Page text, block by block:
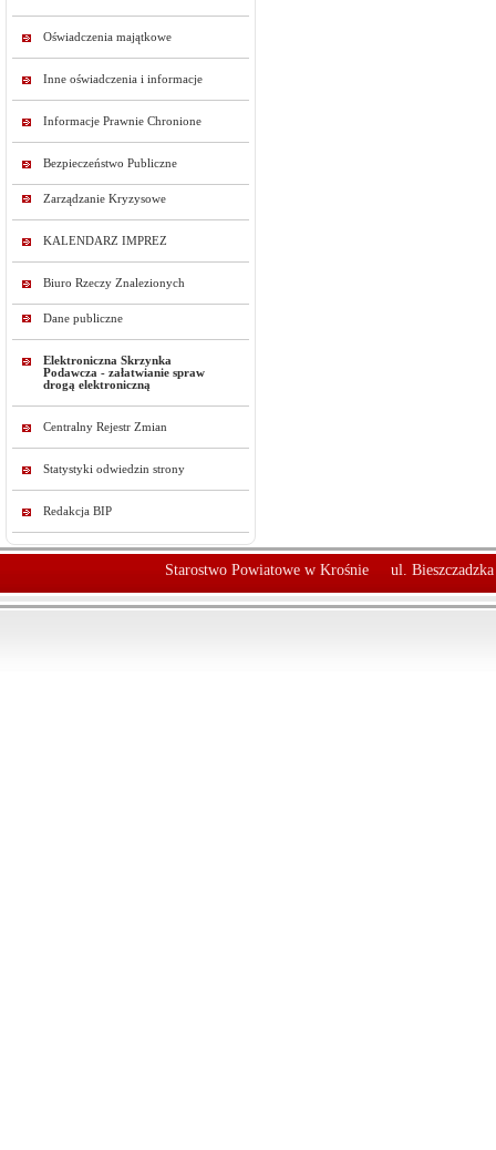
Oświadczenia majątkowe
Inne oświadczenia i informacje
Informacje Prawnie Chronione
Bezpieczeństwo Publiczne
Zarządzanie Kryzysowe
KALENDARZ IMPREZ
Biuro Rzeczy Znalezionych
Dane publiczne
Elektroniczna Skrzynka
Podawcza - załatwianie spraw
drogą elektroniczną
Centralny Rejestr Zmian
Statystyki odwiedzin strony
Redakcja BIP
Starostwo Powiatowe w Krośnie ul.